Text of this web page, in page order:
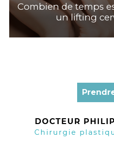
Combien de temps
un lifting